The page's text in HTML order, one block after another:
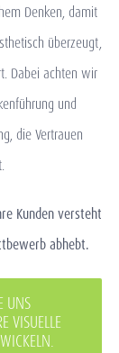
Denken, damit
überzeugt,
Dabei achten wir
und
die Vertrauen
Kunden versteht
abhebt.
UNS
VISUELLE